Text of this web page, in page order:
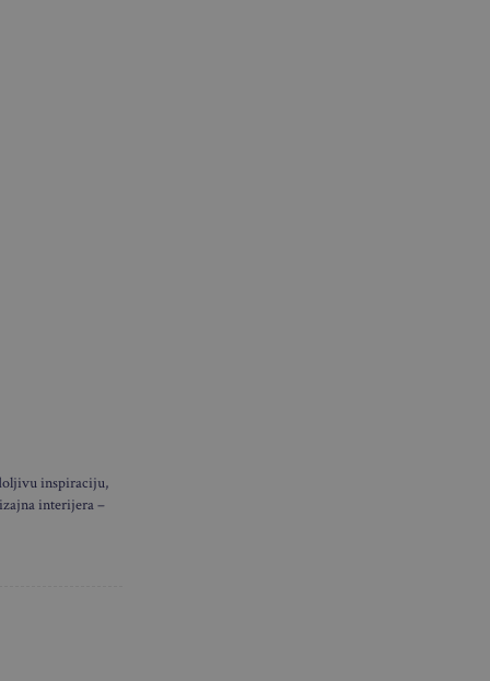
inspiraciju,
interijera –